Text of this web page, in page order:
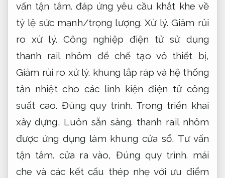
vấn tận tâm. đáp ứng yêu cầu khắt khe về
tỷ lệ sức mạnh/trọng lượng.Xử lý. Giảm rủi
ro xử lý. Công nghiệp điện tử sử dụng
thanh rail nhôm để chế tạo vỏ thiết bị,
Giảm rủi ro xử lý. khung lắp ráp và hệ thống
tản nhiệt cho các linh kiện điện tử công
suất cao. Đúng quy trình. Trong triển khai
xây dựng, Luôn sẵn sàng. thanh rail nhôm
được ứng dụng làm khung cửa sổ, Tư vấn
tận tâm. cửa ra vào, Đúng quy trình. mái
che và các kết cấu thép nhẹ với ưu điểm